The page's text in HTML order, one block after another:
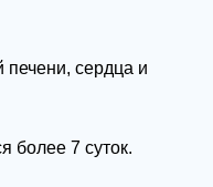
сердца и
более 7 суток.